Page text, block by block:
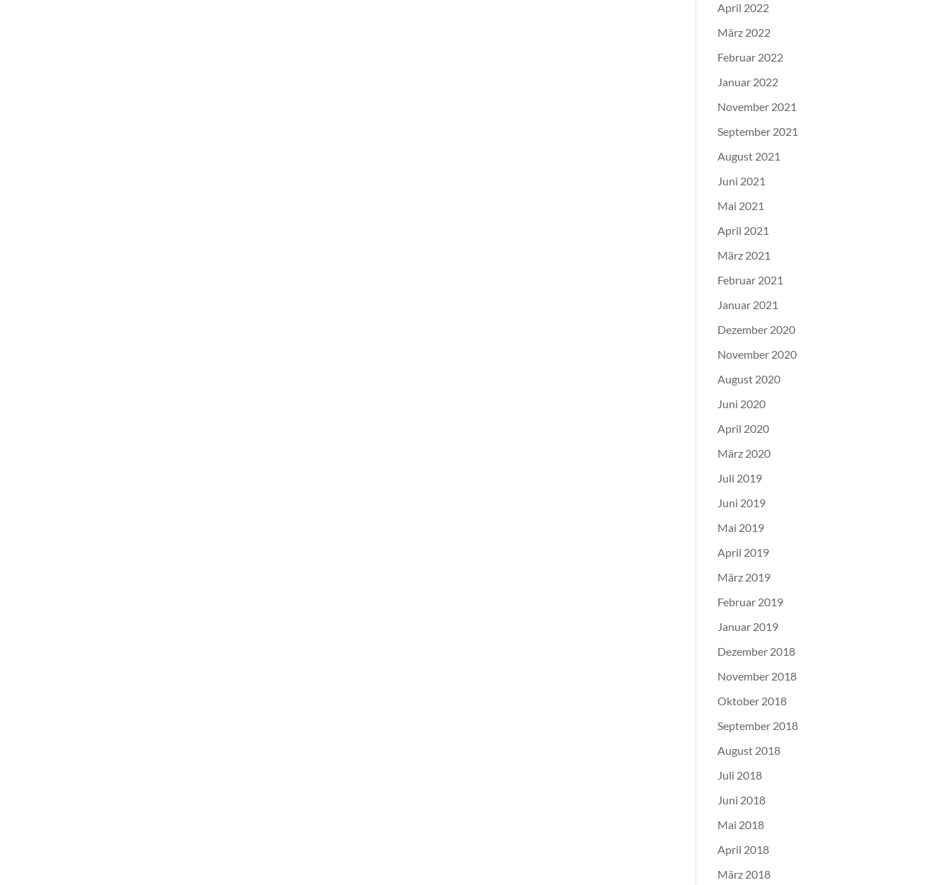
April 2022
März 2022
Februar 2022
Januar 2022
November 2021
September 2021
August 2021
Juni 2021
Mai 2021
April 2021
März 2021
Februar 2021
Januar 2021
Dezember 2020
November 2020
August 2020
Juni 2020
April 2020
März 2020
Juli 2019
Juni 2019
Mai 2019
April 2019
März 2019
Februar 2019
Januar 2019
Dezember 2018
November 2018
Oktober 2018
September 2018
August 2018
Juli 2018
Juni 2018
Mai 2018
April 2018
März 2018